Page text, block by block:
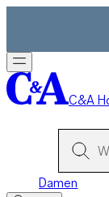
C&A
Damen